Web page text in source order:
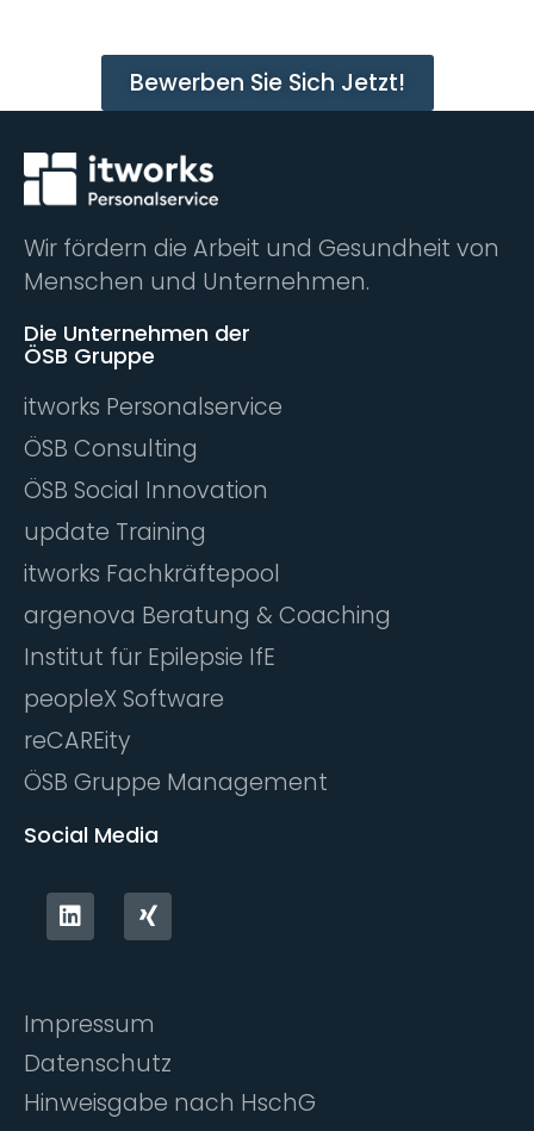
Bewerben Sie Sich Jetzt!
Wir fördern die Arbeit und Gesundheit von
Menschen und Unternehmen.
Die Unternehmen der
ÖSB Gruppe
itworks Personalservice
ÖSB Consulting
ÖSB Social Innovation
update Training
itworks Fachkräftepool
argenova Beratung & Coaching
Institut für Epilepsie IfE
peopleX Software
reCAREity
ÖSB Gruppe Management
Social Media
Impressum
Datenschutz
Hinweisgabe nach HschG